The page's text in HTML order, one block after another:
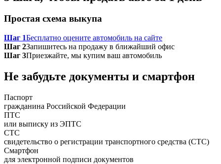
Простая схема выкупа
Шаг 1Бесплатно оцените автомобиль на сайте
Шаг 2Запишитесь на продажу в ближайший офис
Шаг 3Приезжайте, мы купим ваш автомобиль
Не забудьте документы и смартфон
Паспорт
гражданина Российской Федерации
ПТС
или выписку из ЭПТС
СТС
свидетельство о регистрации транспортного средства (СТС)
Смартфон
для электронной подписи документов